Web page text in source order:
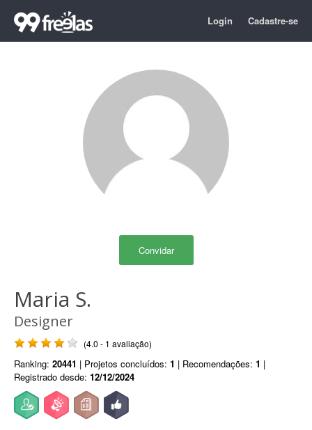
Login Cadastre-se
Convidar
Maria S.
Designer
(4.0 - 1 avaliação)
Ranking: 20441 | Projetos concluídos: 1 | Recomendações: 1 |
Registrado desde: 12/12/2024